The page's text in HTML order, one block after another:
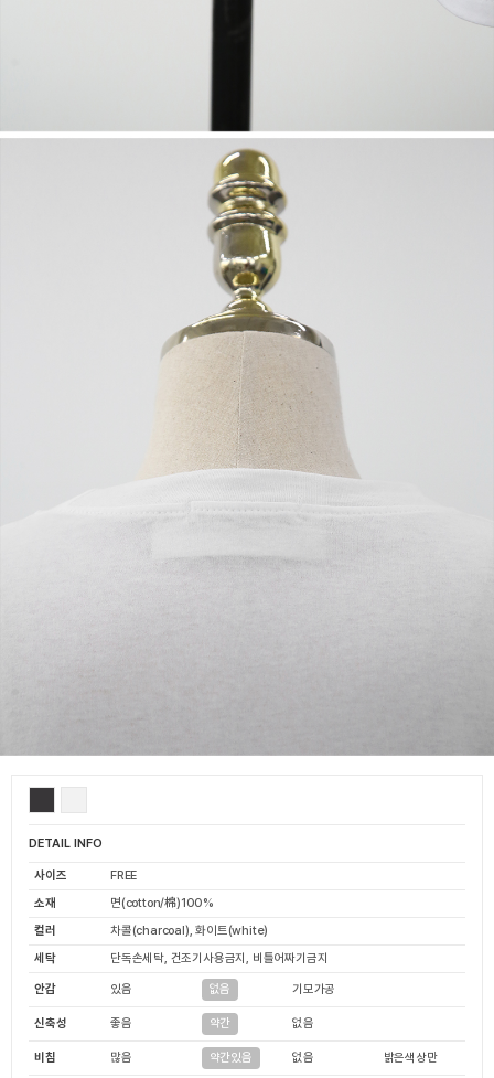
DETAIL INFO
사이즈
FREE
소재
면(cotton/棉)100%
컬러
차콜(charcoal), 화이트(white)
세탁
단독손세탁, 건조기사용금지, 비틀어짜기금지
안감 있음 없음 기모가공
신축성 좋음 약간 없음
비침 많음 약간있음 없음 밝은색상만